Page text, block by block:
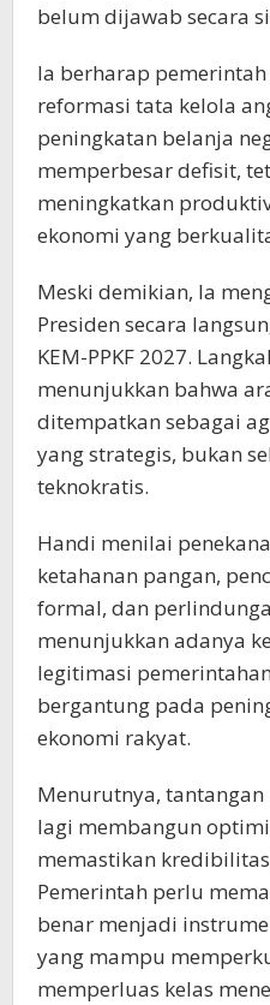
belum dijawab secara
Ia berharap
reformasi tata kelola
peningkatan belanja
memperbesar defisit,
meningkatkan
ekonomi yang
Meski demikian, Ia
Presiden secara
KEM-PPKF 2027.
menunjukkan bahwa
ditempatkan sebagai
yang strategis, bukan
teknokratis.
Handi menilai
ketahanan pangan,
formal, dan
menunjukkan adanya
legitimasi
bergantung pada
ekonomi rakyat.
Menurutnya,
lagi membangun
memastikan
Pemerintah perlu
benar menjadi
yang mampu
memperluas kelas